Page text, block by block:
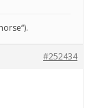
#252434